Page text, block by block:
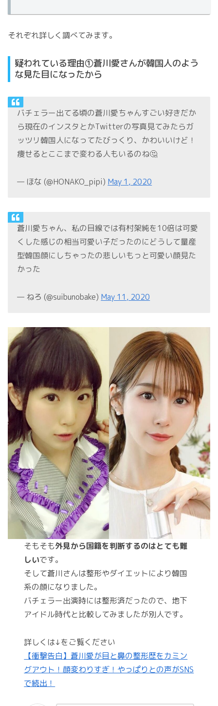
それぞれ詳しく調べてみます。
疑われている理由①蒼川愛さんが韓国人のよう
な見た目になったから
バチェラー出てる頃の蒼川愛ちゃんすごい好きだか
ら現在のインスタとかTwitterの写真見てみたらガ
ッツリ韓国人になってたびっくり、かわいいけど！
痩せるとここまで変わる人もいるのね🤔
— ほな (@HONAKO_pipi) May 1, 2020
蒼川愛ちゃん、私の目線では有村架純を10倍は可愛
くした感じの相当可愛い子だったのにどうして量産
型韓国顔にしちゃったの悲しいもっと可愛い顔見た
かった
— ねろ (@suibunobake) May 11, 2020
そもそも外見から国籍を判断するのはとても難
しいです。
そして蒼川さんは整形やダイエットにより韓国
系の顔になりました。
バチェラー出演時には整形済だったので、地下
アイドル時代と比較してみましたが別人です。
詳しくは↓をご覧ください
【衝撃告白】蒼川愛が目と鼻の整形歴をカミン
グアウト！顔変わりすぎ！やっぱりとの声がSNS
で続出！